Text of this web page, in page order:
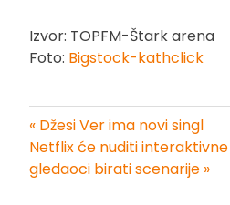
Izvor: TOPFM-Štark arena
Foto: Bigstock-kathclick
Kretanje
članka
« Džesi Ver ima novi singl
Netflix će nuditi
gledaoci birati scenarije »